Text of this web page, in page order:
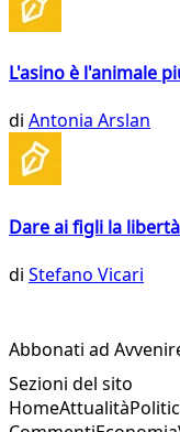
L'asino è l'animale
di Antonia Arslan
Dare ai figli la
di Stefano Vicari
Abbonati ad
Sezioni del sito
HomeAttualità